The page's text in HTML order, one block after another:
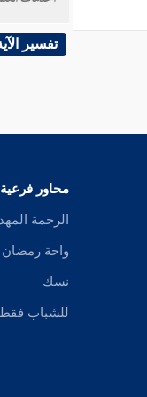
مطلقاتفسير
محاور فرعية
الرحمة
واحة رمضان
نسك
للشباب فقط